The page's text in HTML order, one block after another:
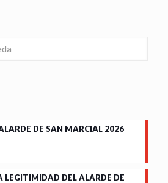
DE SAN MARCIAL 2026
LEGITIMIDAD DEL ALARDE DE